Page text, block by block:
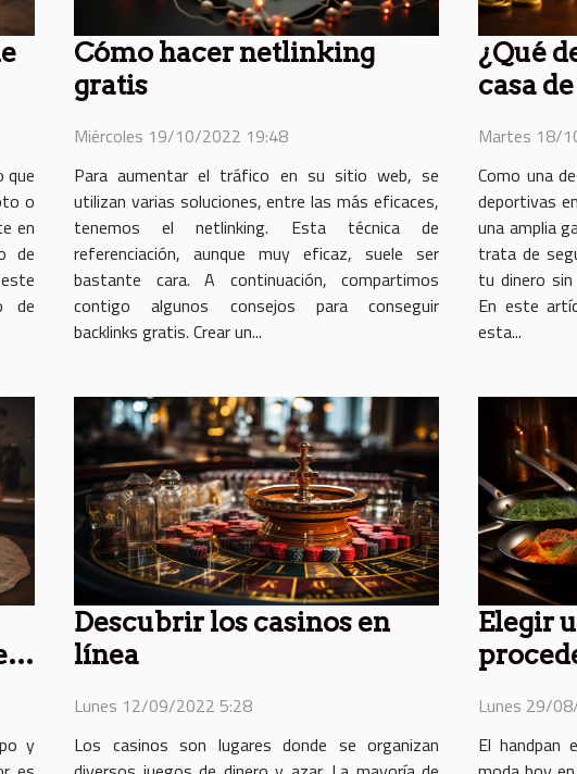
que
o
en
de
de
Cómo hacer netlinking
gratis
Miércoles 19/10/2022 19:48
Para aumentar el tráfico en su sitio web, se
utilizan varias soluciones, entre las más eficaces,
tenemos el netlinking. Esta técnica de
referenciación, aunque muy eficaz, suele ser
bastante cara. A continuación, compartimos
contigo algunos consejos para conseguir
backlinks gratis. Crear un...
¿Qué
casa
Martes 18/
Como una
deportivas
una amplia
trata de
tu dinero
En este
esta...
y
Descubrir los casinos en
línea
Lunes 12/09/2022 5:28
Los casinos son lugares donde se organizan
Elegir
Lunes 29/
El handpan